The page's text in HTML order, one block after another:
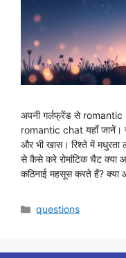
अपनी गर्लफ्रेंड से
romantic chat यहाँ जानें।
और भी खास। रिश्ते में
से कैसे करे रोमांटिक चैट क्या
कठिनाई महसूस करते हैं?
Categories
questions